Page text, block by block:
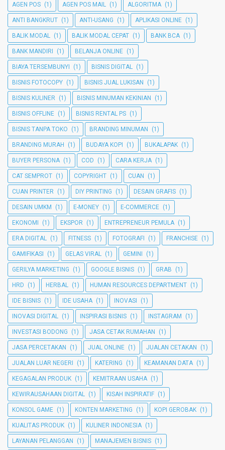
AGEN POS (1) AGEN POS MAIL (1) ALGORITMA (1)
ANTI BANGKRUT (1) ANTI-USANG (1) APLIKASI ONLINE (1)
BALIK MODAL (1) BALIK MODAL CEPAT (1) BANK BCA (1)
BANK MANDIRI (1) BELANJA ONLINE (1)
BIAYA TERSEMBUNYI (1) BISNIS DIGITAL (1)
BISNIS FOTOCOPY (1) BISNIS JUAL LUKISAN (1)
BISNIS KULINER (1) BISNIS MINUMAN KEKINIAN (1)
BISNIS OFFLINE (1) BISNIS RENTAL PS (1)
BISNIS TANPA TOKO (1) BRANDING MINUMAN (1)
BRANDING MURAH (1) BUDAYA KOPI (1) BUKALAPAK (1)
BUYER PERSONA (1) COD (1) CARA KERJA (1)
CAT SEMPROT (1) COPYRIGHT (1) CUAN (1)
CUAN PRINTER (1) DIY PRINTING (1) DESAIN GRAFIS (1)
DESAIN UMKM (1) E-MONEY (1) E-COMMERCE (1)
EKONOMI (1) EKSPOR (1) ENTREPRENEUR PEMULA (1)
ERA DIGITAL (1) FITNESS (1) FOTOGRAFI (1) FRANCHISE (1)
GAMIFIKASI (1) GELAS VIRAL (1) GEMINI (1)
GERILYA MARKETING (1) GOOGLE BISNIS (1) GRAB (1)
HRD (1) HERBAL (1) HUMAN RESOURCES DEPARTMENT (1)
IDE BISNIS (1) IDE USAHA (1) INOVASI (1)
INOVASI DIGITAL (1) INSPIRASI BISNIS (1) INSTAGRAM (1)
INVESTASI BODONG (1) JASA CETAK RUMAHAN (1)
JASA PERCETAKAN (1) JUAL ONLINE (1) JUALAN CETAKAN (1)
JUALAN LUAR NEGERI (1) KATERING (1) KEAMANAN DATA (1)
KEGAGALAN PRODUK (1) KEMITRAAN USAHA (1)
KEWIRAUSAHAAN DIGITAL (1) KISAH INSPIRATIF (1)
KONSOL GAME (1) KONTEN MARKETING (1) KOPI GEROBAK (1)
KUALITAS PRODUK (1) KULINER INDONESIA (1)
LAYANAN PELANGGAN (1) MANAJEMEN BISNIS (1)